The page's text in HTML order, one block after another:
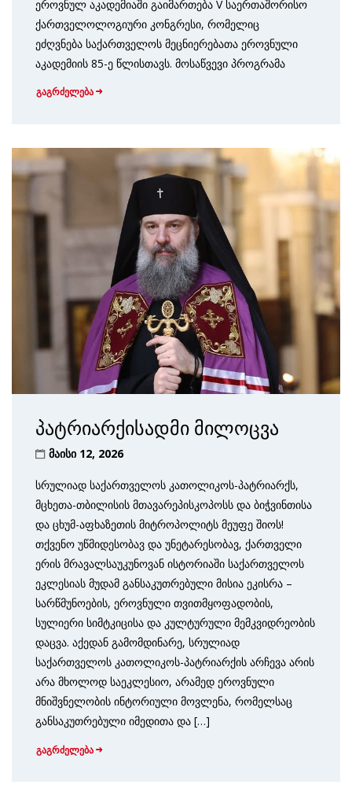
ეროვნულ აკადემიაში გაიმართება V საერთაშორისო
ქართველოლოგიური კონგრესი, რომელიც
ეძღვნება საქართველოს მეცნიერებათა ეროვნული
აკადემიის 85-ე წლისთავს. მოსაწვევი პროგრამა
გაგრძელება
პატრიარქისადმი მილოცვა
მაისი 12, 2026
სრულიად საქართველოს კათოლიკოს-პატრიარქს,
მცხეთა-თბილისის მთავარეპისკოპოსს და ბიჭვინთისა
და ცხუმ-აფხაზეთის მიტროპოლიტს მეუფე შიოს!
თქვენო უწმიდესობავ და უნეტარესობავ, ქართველი
ერის მრავალსაუკუნოვან ისტორიაში საქართველოს
ეკლესიას მუდამ განსაკუთრებული მისია ეკისრა –
სარწმუნოების, ეროვნული თვითმყოფადობის,
სულიერი სიმტკიცისა და კულტურული მემკვიდრეობის
დაცვა. აქედან გამომდინარე, სრულიად
საქართველოს კათოლიკოს-პატრიარქის არჩევა არის
არა მხოლოდ საეკლესიო, არამედ ეროვნული
მნიშვნელობის ინტორიული მოვლენა, რომელსაც
განსაკუთრებული იმედითა და […]
გაგრძელება